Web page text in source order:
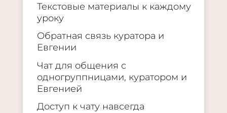
Текстовые материалы к каждому
уроку
Обратная связь куратора и
Евгении
Чат для общения с
одногруппницами, куратором и
Евгенией
Доступ к чату навсегда